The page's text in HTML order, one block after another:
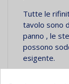
Tutte le
tavolo sono
panno , le
possono
esigente.